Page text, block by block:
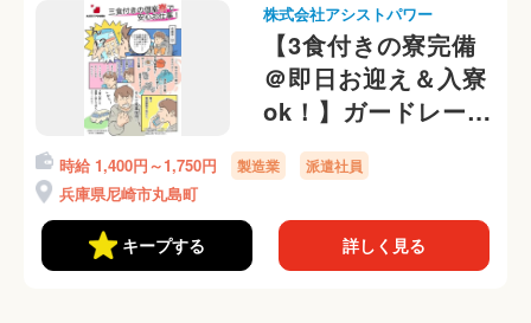
株式会社アシストパワー
【3食付きの寮完備
＠即日お迎え＆入寮
ok！】ガードレール
の出荷、梱包作業
勤務初日から日払い
時給 1,400円～1,750円 製造業 派遣社員
兵庫県尼崎市丸島町
キープする 詳しく見る